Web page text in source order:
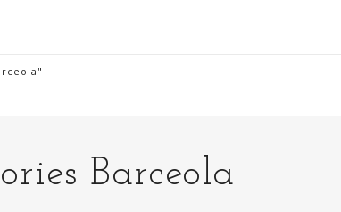
Digitalización Rentable en Industria
Barceola